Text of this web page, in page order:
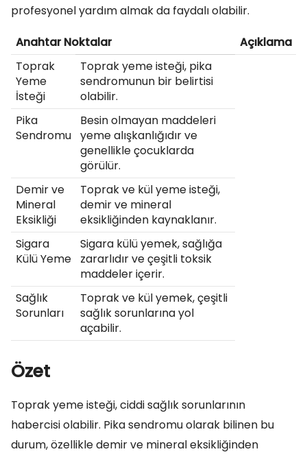
profesyonel yardım almak da faydalı olabilir.
Anahtar Noktalar
Açıklama
Toprak
Yeme
İsteği
Toprak yeme isteği, pika
sendromunun bir belirtisi
olabilir.
Pika
Sendromu
Besin olmayan maddeleri
yeme alışkanlığıdır ve
genellikle çocuklarda
görülür.
Demir ve
Mineral
Eksikliği
Toprak ve kül yeme isteği,
demir ve mineral
eksikliğinden kaynaklanır.
Sigara
Külü Yeme
Sigara külü yemek, sağlığa
zararlıdır ve çeşitli toksik
maddeler içerir.
Sağlık
Sorunları
Toprak ve kül yemek, çeşitli
sağlık sorunlarına yol
açabilir.
Özet
Toprak yeme isteği, ciddi sağlık sorunlarının
habercisi olabilir. Pika sendromu olarak bilinen bu
durum, özellikle demir ve mineral eksikliğinden